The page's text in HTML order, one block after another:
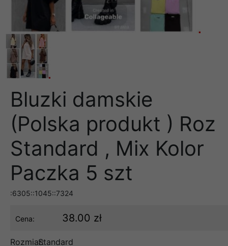
Bluzki damskie
(Polska produkt ) Roz
Standard , Mix Kolor
Paczka 5 szt
:6305::1045::7324
Cena: 38.00 zł
Rozmiar:Standard